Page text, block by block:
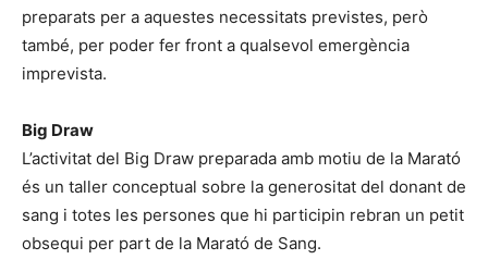
preparats per a aquestes necessitats previstes, però
també, per poder fer front a qualsevol emergència
imprevista.
Big Draw
L’activitat del Big Draw preparada amb motiu de la Marató
és un taller conceptual sobre la generositat del donant de
sang i totes les persones que hi participin rebran un petit
obsequi per part de la Marató de Sang.